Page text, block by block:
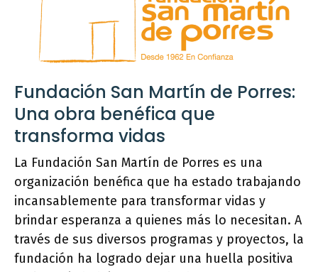
Fundación San Martín de Porres:
Una obra benéfica que
transforma vidas
La Fundación San Martín de Porres es una
organización benéfica que ha estado trabajando
incansablemente para transformar vidas y
brindar esperanza a quienes más lo necesitan. A
través de sus diversos programas y proyectos, la
fundación ha logrado dejar una huella positiva